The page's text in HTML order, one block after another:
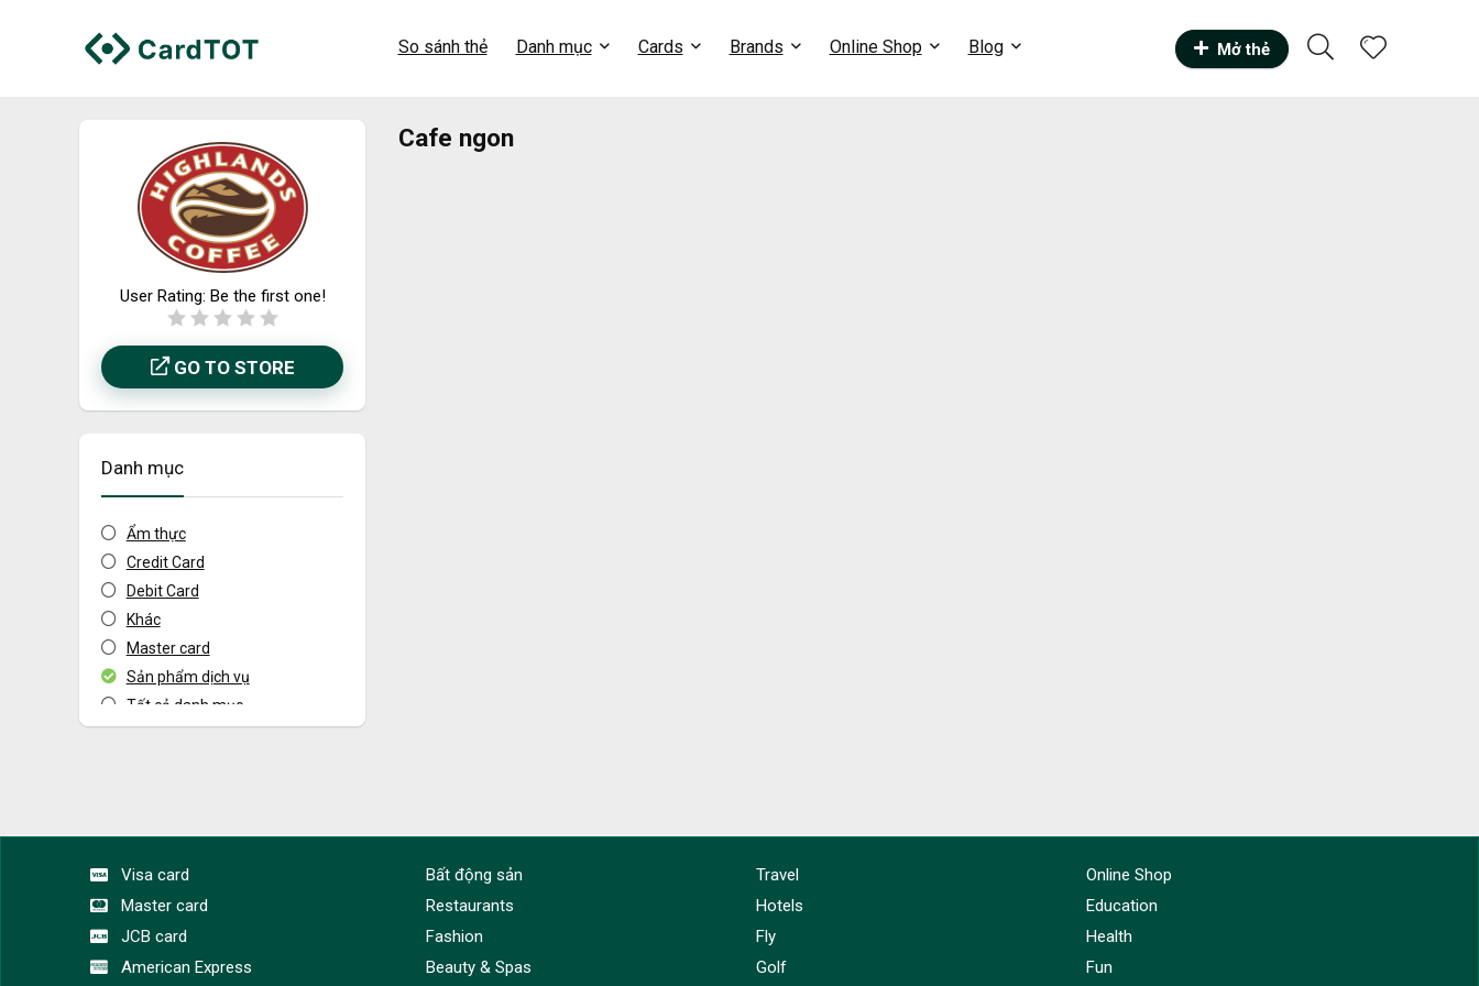
So sánh thẻ Danh mục Cards Brands Online Shop Blog Mở thẻ
Cafe ngon
User Rating: Be the first one!
GO TO STORE
Danh mục
Ẩm thực
Credit Card
Debit Card
Khác
Master card
Sản phẩm dịch vụ
Tất cả danh mục
Visa card
Master card
JCB card
American Express
Bất động sản
Restaurants
Fashion
Beauty & Spas
Travel
Hotels
Fly
Golf
Online Shop
Education
Health
Fun